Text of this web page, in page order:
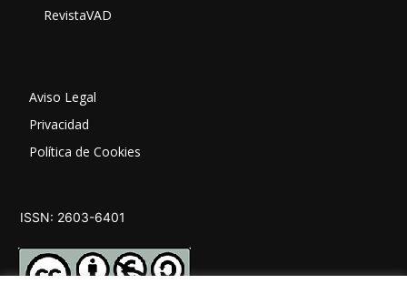
RevistaVAD
Aviso Legal
Privacidad
Política de Cookies
ISSN: 2603-6401